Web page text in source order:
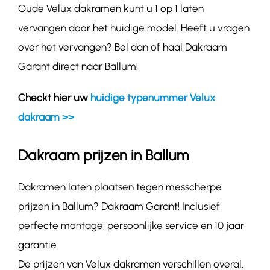
Oude Velux dakramen kunt u 1 op 1 laten
vervangen door het huidige model. Heeft u vragen
over het vervangen? Bel dan of haal Dakraam
Garant direct naar Ballum!
Checkt hier uw huidige typenummer Velux
dakraam >>
Dakraam prijzen in Ballum
Dakramen laten plaatsen tegen messcherpe
prijzen in Ballum? Dakraam Garant! Inclusief
perfecte montage, persoonlijke service en 10 jaar
garantie.
De prijzen van Velux dakramen verschillen overal.